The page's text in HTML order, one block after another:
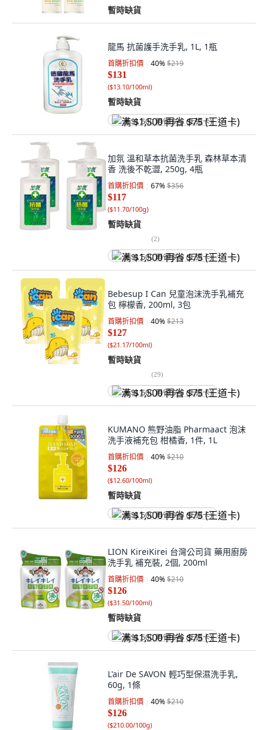
暫時缺貨
龍馬 抗菌護手洗手乳, 1L, 1瓶
首購折扣價 40%$219
$131
($13.10/100ml)
暫時缺貨
满 $1,500 再省 $75 (王道卡)
加氛 溫和草本抗菌洗手乳 森林草本清
香 洗後不乾澀, 250g, 4瓶
首購折扣價 67%$356
$117
($11.70/100g)
暫時缺貨
(2)
满 $1,500 再省 $75 (王道卡)
Bebesup I Can 兒童泡沫洗手乳補充
包 檸檬香, 200ml, 3包
首購折扣價 40%$213
$127
($21.17/100ml)
暫時缺貨
(29)
满 $1,500 再省 $75 (王道卡)
KUMANO 熊野油脂 Pharmaact 泡沫
洗手液補充包 柑橘香, 1件, 1L
首購折扣價 40%$210
$126
($12.60/100ml)
暫時缺貨
满 $1,500 再省 $75 (王道卡)
LION KireiKirei 台灣公司貨 藥用廚房
洗手乳 補充裝, 2個, 200ml
首購折扣價 40%$210
$126
($31.50/100ml)
暫時缺貨
满 $1,500 再省 $75 (王道卡)
L'air De SAVON 輕巧型保濕洗手乳,
60g, 1條
首購折扣價 40%$210
$126
($210.00/100g)